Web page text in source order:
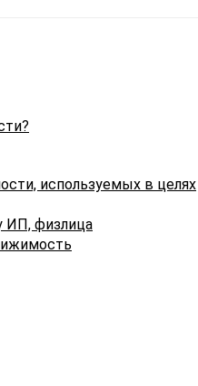
сооружений), их
в бухгалтерском
20 Закона Республики
З «О совместном
ТС признается
используемых в целях
ИП, физлица